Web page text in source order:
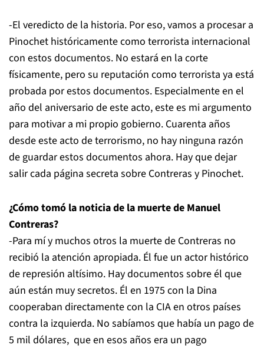
-El veredicto de la historia. Por eso, vamos a procesar a
Pinochet históricamente como terrorista internacional
con estos documentos. No estará en la corte
físicamente, pero su reputación como terrorista ya está
probada por estos documentos. Especialmente en el
año del aniversario de este acto, este es mi argumento
para motivar a mi propio gobierno. Cuarenta años
desde este acto de terrorismo, no hay ninguna razón
de guardar estos documentos ahora. Hay que dejar
salir cada página secreta sobre Contreras y Pinochet.
¿Cómo tomó la noticia de la muerte de Manuel
Contreras?
-Para mí y muchos otros la muerte de Contreras no
recibió la atención apropiada. Él fue un actor histórico
de represión altísimo. Hay documentos sobre él que
aún están muy secretos. Él en 1975 con la Dina
cooperaban directamente con la CIA en otros países
contra la izquierda. No sabíamos que había un pago de
5 mil dólares, que en esos años era un pago